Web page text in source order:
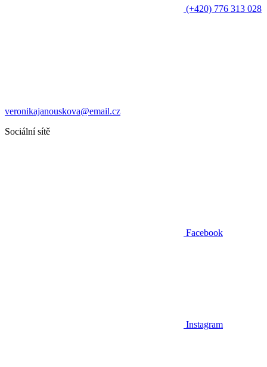
(+420) 776 313 028
veronikajanouskova@email.cz
Sociální sítě
Facebook
Instagram